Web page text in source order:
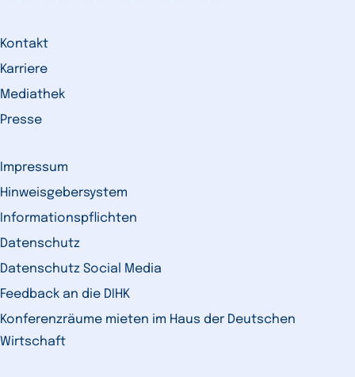
Kontakt
Karriere
Mediathek
Presse
Impressum
Hinweisgebersystem
Informationspflichten
Datenschutz
Datenschutz Social Media
Feedback an die DIHK
Konferenzräume mieten im Haus der Deutschen
Wirtschaft